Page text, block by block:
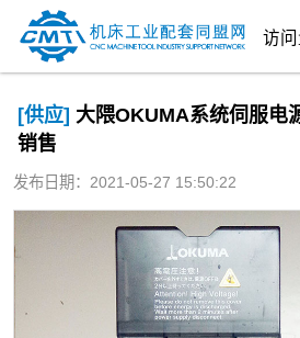
访
[供应] 大隈OKUMA系统伺服电
销售
发布日期：2021-05-27 15:50:22